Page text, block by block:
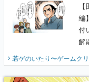
編
付
解
『
り
若ゲのいたり〜ゲームク